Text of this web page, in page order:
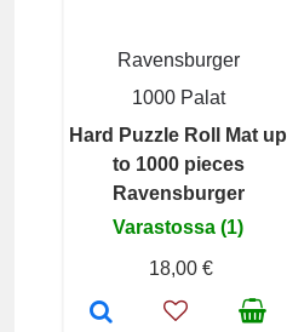
Ravensburger
1000 Palat
Hard Puzzle Roll Mat up
to 1000 pieces
Ravensburger
Varastossa (1)
18,00 €